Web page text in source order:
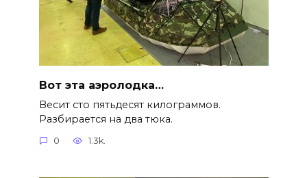
Вот эта аэролодка…
Весит сто пятьдесят килограммов.
Разбирается на два тюка.
0 1.3k.